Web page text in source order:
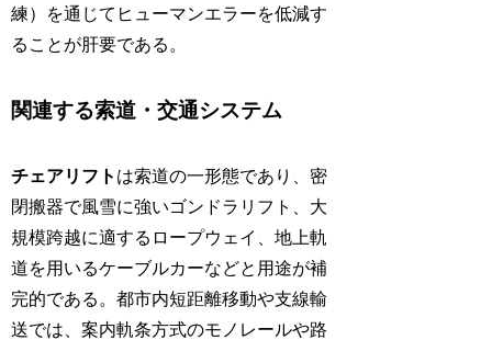
練）を通じてヒューマンエラーを低減す
ることが肝要である。
関連する索道・交通システム
チェアリフト は索道の一形態であり、密
閉搬器で風雪に強いゴンドラリフト、大
規模跨越に適するロープウェイ、地上軌
道を用いるケーブルカーなどと用途が補
完的である。都市内短距離移動や支線輸
送では、案内軌条方式のモノレールや路